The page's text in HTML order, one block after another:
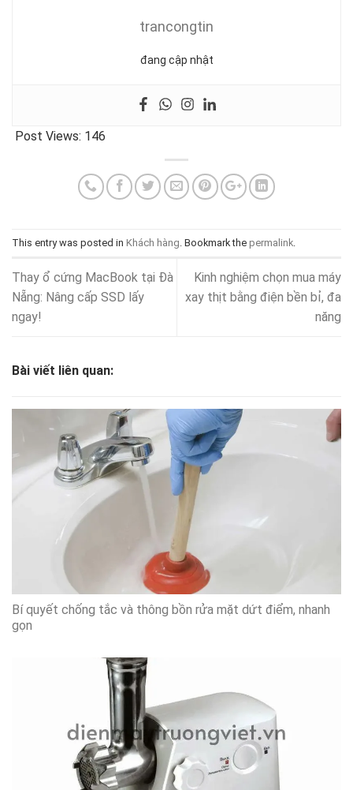
trancongtin
đang cập nhật
Post Views: 146
This entry was posted in Khách hàng . Bookmark the permalink
Thay ổ cứng MacBook tại Đà
Nẵng: Nâng cấp SSD lấy
ngay!
Kinh nghiệm chọn mua máy
xay thịt bằng điện bền bỉ, đa
năng
Bài viết liên quan:
Bí quyết chống tắc và thông bồn rửa mặt dứt điểm, nhanh
gọn